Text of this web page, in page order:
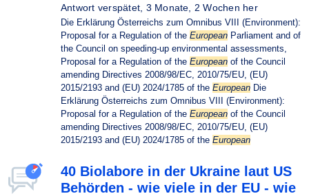
Antwort verspätet, 3 Monate, 2 Wochen her
Die Erklärung Österreichs zum Omnibus VIII (Environment):
Proposal for a Regulation of the European Parliament and of
the Council on speeding-up environmental assessments,
Proposal for a Regulation of the European of the Council
amending Directives 2008/98/EC, 2010/75/EU, (EU)
2015/2193 and (EU) 2024/1785 of the European Die
Erklärung Österreichs zum Omnibus VIII (Environment):
Proposal for a Regulation of the European of the Council
amending Directives 2008/98/EC, 2010/75/EU, (EU)
2015/2193 and (EU) 2024/1785 of the European
40 Biolabore in der Ukraine laut US
Behörden - wie viele in der EU - wie